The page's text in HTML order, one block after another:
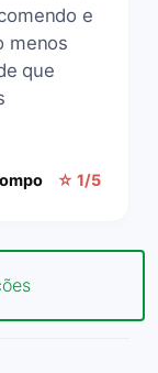
e
menos
que
☆ 1/5